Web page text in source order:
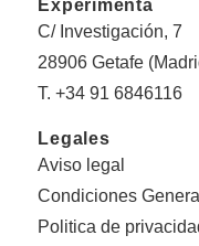
Experimenta
C/ Investigación, 7
28906 Getafe
T. +34 91 6846116
Legales
Aviso legal
Condiciones
Politica de